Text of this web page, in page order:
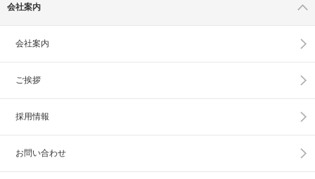
会社案内
会社案内
ご挨拶
採用情報
お問い合わせ